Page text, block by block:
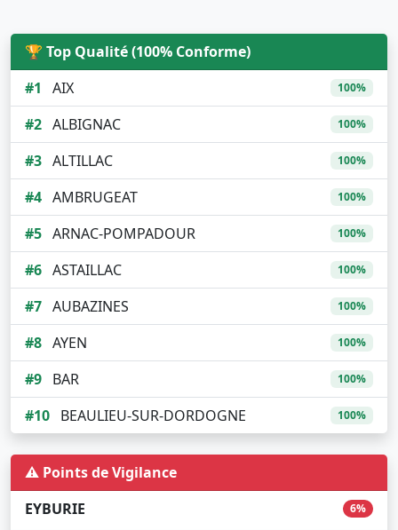
🏆 Top Qualité (100% Conforme)
#1
AIX 100%
#2 ALBIGNAC 100%
#3 ALTILLAC 100%
#4 AMBRUGEAT 100%
#5 ARNAC-POMPADOUR 100%
#6 ASTAILLAC 100%
#7 AUBAZINES 100%
#8 AYEN 100%
#9 BAR 100%
#10 BEAULIEU-SUR-DORDOGNE 100%
⚠️ Points de Vigilance
EYBURIE
6%